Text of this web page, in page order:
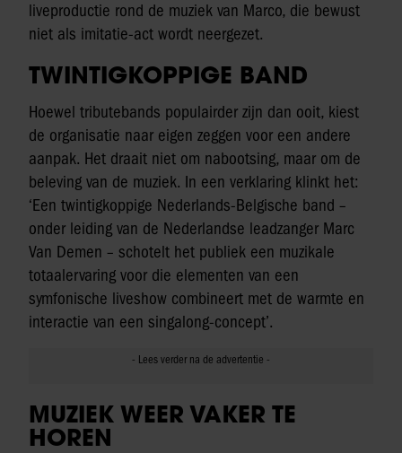
liveproductie rond de muziek van Marco, die bewust
niet als imitatie-act wordt neergezet.
TWINTIGKOPPIGE BAND
Hoewel tributebands populairder zijn dan ooit, kiest
de organisatie naar eigen zeggen voor een andere
aanpak. Het draait niet om nabootsing, maar om de
beleving van de muziek. In een verklaring klinkt het:
‘Een twintigkoppige Nederlands-Belgische band –
onder leiding van de Nederlandse leadzanger Marc
Van Demen – schotelt het publiek een muzikale
totaalervaring voor die elementen van een
symfonische liveshow combineert met de warmte en
interactie van een singalong-concept’.
MUZIEK WEER VAKER TE
HOREN